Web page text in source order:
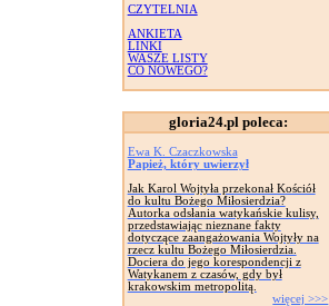
CZYTELNIA
ANKIETA
LINKI
WASZE LISTY
CO NOWEGO?
gloria24.pl poleca:
Ewa K. Czaczkowska
Papież, który uwierzył
Jak Karol Wojtyła przekonał Kościół
do kultu Bożego Miłosierdzia?
Autorka odsłania watykańskie kulisy,
przedstawiając nieznane fakty
dotyczące zaangażowania Wojtyły na
rzecz kultu Bożego Miłosierdzia.
Dociera do jego korespondencji z
Watykanem z czasów, gdy był
krakowskim metropolitą.
więcej >>>